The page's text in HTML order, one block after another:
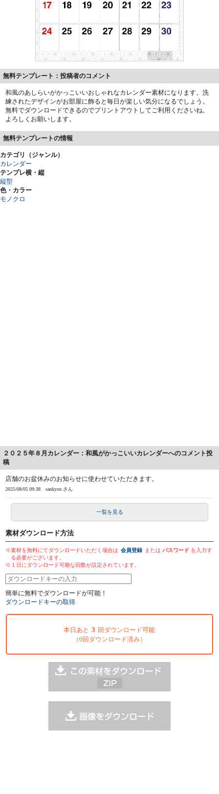
無料テンプレート：投稿者のコメント
和風のあしらいがかっこいいおしゃれなカレンダー素材になります。洗
練されたデザインがお部屋に飾ると毎日が楽しい気分になるでしょう。
無料でダウンロードできるのでプリントアウトしてご利用くださいね。
よろしくお願いします。
無料テンプレートの情報
カテゴリ（ジャンル）
カレンダー
テンプレ横・縦
縦型
色・カラー
モノクロ
２０２５年８月カレンダー：和風がかっこいいカレンダーへのコメント投
稿
店舗のお盆休みのお知らせに使わせていただきます。
2025/08/05 09:38 sankyou さん
一覧を見る
素材ダウンロード方法
※素材を無料にてダウンロードいただく場合は 会員登録 またはパスワード を入力す
る必要がございます。
※１日にダウンロード可能な回数が設定されています。
簡単に無料でダウンロードが可能！
ダウンロードキーの取得
本日あと 3 回ダウンロード可能
（0回ダウンロード済み）